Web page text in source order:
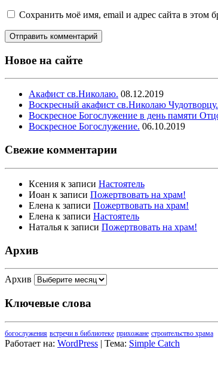
Сохранить моё имя, email и адрес сайта в этом
Новое на сайте
Акафист св.Николаю. 08.12.2019
Воскресный акафист св.Николаю Чудотворцу.
Воскресное Богослужение в день памяти
Воскресное Богослужение. 06.10.2019
Свежие комментарии
Ксения к записи Настоятель
Иоан к записи Пожертвовать на храм!
Елена к записи Пожертвовать на храм!
Елена к записи Настоятель
Наталья к записи Пожертвовать на храм!
Архив
Архив
Ключевые слова
богослужения встречи в библиотеке прихожане строительство храма
Работает на: WordPress | Тема: Simple Catch